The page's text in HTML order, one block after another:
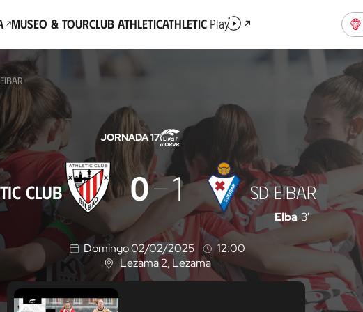
Museo & TourClub AthleticAthletic Play
JORNADA 17
CLUB 0 1 SD EIBAR
Elba 3'
Domingo 02/02/2025
12:00
U
b
Lezama 2, Lezama